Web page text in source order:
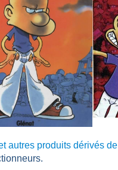
autres produits dérivés